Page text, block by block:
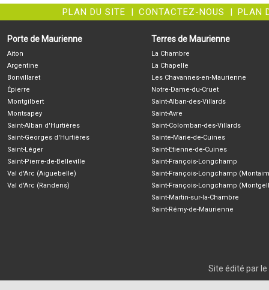
PLAN DU SITE CONTACTEZ-NOUS PLAN
Porte de Maurienne
Aiton
Argentine
Bonvillaret
Épierre
Montgilbert
Montsapey
Saint-Alban d'Hurtières
Saint-Georges d'Hurtières
Saint-Léger
Saint-Pierre-de-Belleville
Val d'Arc (Aiguebelle)
Val d'Arc (Randens)
Terres de Maurienne
La Chambre
La Chapelle
Les Chavannes-en-Maurienne
Notre-Dame-du-Cruet
Saint-Alban-des-Villards
Saint-Avre
Saint-Colomban-des-Villards
Sainte-Marie-de-Cuines
Saint-Etienne-de-Cuines
Saint-François-Longchamp
Saint-François-Longchamp
Saint-François-Longchamp
Saint-Martin-sur-la-Chambre
Saint-Rémy-de-Maurienne
Site édité par